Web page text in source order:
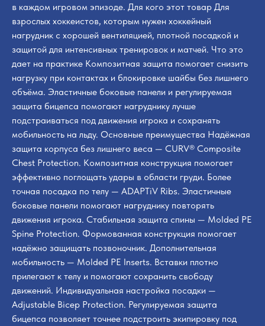
в каждом игровом эпизоде. Для кого этот товар Для
взрослых хоккеистов, которым нужен хоккейный
нагрудник с хорошей вентиляцией, плотной посадкой и
защитой для интенсивных тренировок и матчей. Что это
дает на практике Композитная защита помогает снизить
нагрузку при контактах и блокировке шайбы без лишнего
объёма. Эластичные боковые панели и регулируемая
защита бицепса помогают нагруднику лучше
подстраиваться под движения игрока и сохранять
мобильность на льду. Основные преимущества Надёжная
защита корпуса без лишнего веса — CURV® Composite
Chest Protection. Композитная конструкция помогает
эффективно поглощать удары в области груди. Более
точная посадка по телу — ADAPTiV Ribs. Эластичные
боковые панели помогают нагруднику повторять
движения игрока. Стабильная защита спины — Molded PE
Spine Protection. Формованная конструкция помогает
надёжно защищать позвоночник. Дополнительная
мобильность — Molded PE Inserts. Вставки плотно
прилегают к телу и помогают сохранить свободу
движений. Индивидуальная настройка посадки —
Adjustable Bicep Protection. Регулируемая защита
бицепса позволяет точнее подстроить экипировку под